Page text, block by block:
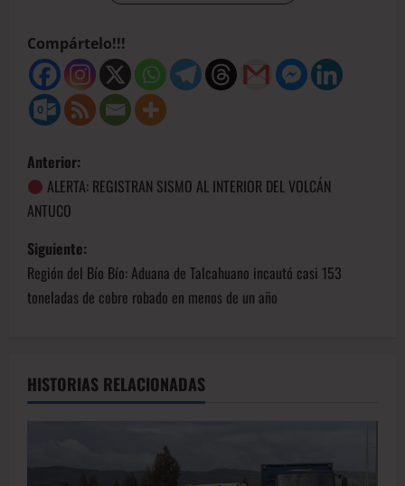
Compártelo!!!
Anterior:
ALERTA: REGISTRAN SISMO AL INTERIOR DEL VOLCÁN
ANTUCO
Siguiente:
Región del Bío Bío: Aduana de Talcahuano incautó casi 153
toneladas de cobre robado en menos de un año
HISTORIAS RELACIONADAS